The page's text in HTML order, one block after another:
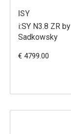
ISY
i:SY N3.8 ZR by
Sadkowsky
€ 4799.00